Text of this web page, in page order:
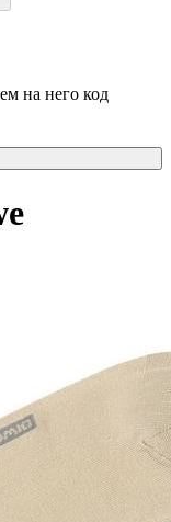
на него код